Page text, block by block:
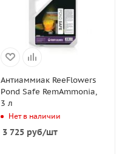
Антиаммиак ReeFlowers
Pond Safe RemAmmonia,
3 л
Нет в наличии
3 725руб/шт